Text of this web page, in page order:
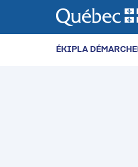
ÉKIPLA DÉMARCHE